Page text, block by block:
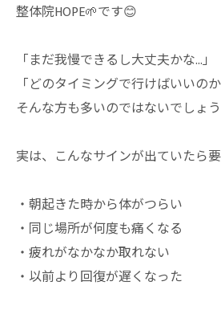
整体院HOPE🌱です😊
「まだ我慢できるし大丈夫かな…」
「どのタイミングで行けばいいの
そんな方も多いのではないでしょ
実は、こんなサインが出ていたら要
・朝起きた時から体がつらい
・同じ場所が何度も痛くなる
・疲れがなかなか取れない
・以前より回復が遅くなった